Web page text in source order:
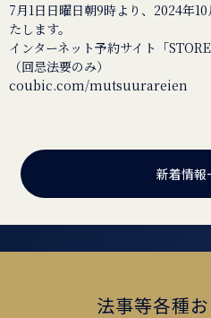
7月1日日曜日朝9時より、2024年
たします。
インターネット予約サイト「
coubic.com/mutsuurareien
新着情報
法事等各種